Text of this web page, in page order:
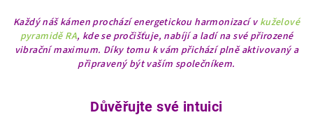
Každý náš kámen prochází energetickou harmonizací v kuželové
pyramidě RA, kde se pročišťuje, nabíjí a ladí na své přirozené
vibrační maximum. Díky tomu k vám přichází plně aktivovaný a
připravený být vaším společníkem.
Důvěřujte své intuici